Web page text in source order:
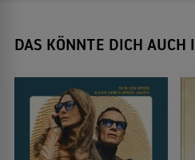
DAS KÖNNTE DICH AUCH